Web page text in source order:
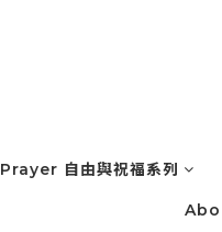
自由與祝福系列